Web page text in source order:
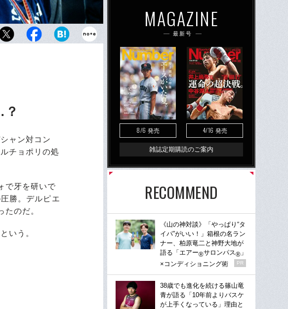
96シーズンのCLを制したが、そ
ャン対コン
チョポリの処
で牙を研いで
勝。デルピエ
のだ。
いう。
MAGAZINE
最新号
8/6 発売 4/16 発売
雑誌定期購読のご案内
RECOMMEND
《山の神対談》「やっぱり“タ
イパ”がいい！」箱根の名ラン
ナー、柏原竜二と神野大地が
語る「エアー®サロンパス® 」
×コンディショニング術
PR
38歳でも進化を続ける篠山竜
青が語る「10年前よりバスケ
が上手くなっている」理由と